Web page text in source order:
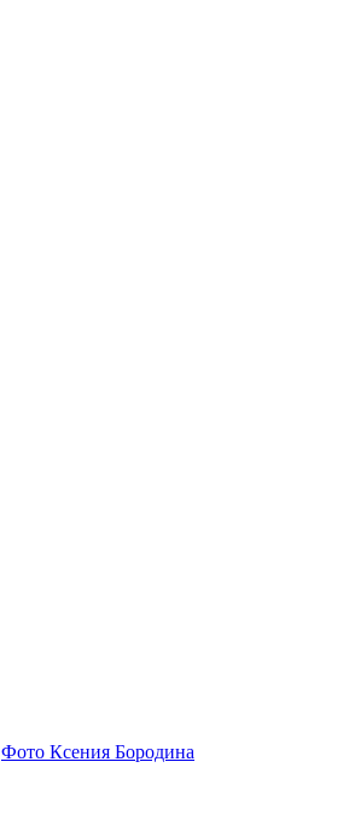
Фото Ксения Бородина